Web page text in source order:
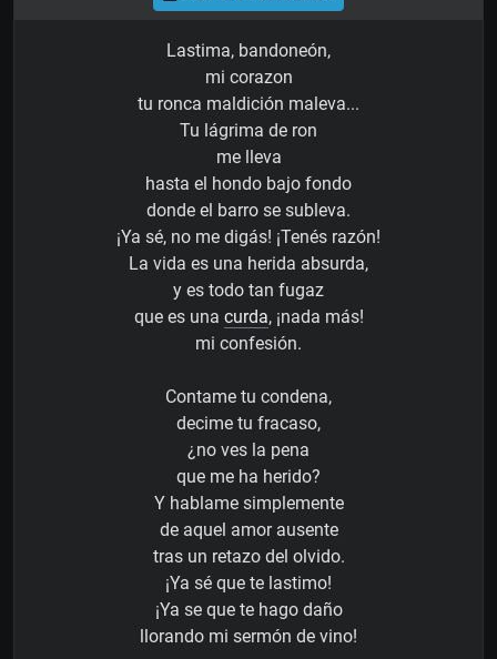
Lastima, bandoneón,
mi corazon
tu ronca maldición maleva...
Tu lágrima de ron
me lleva
hasta el hondo bajo fondo
donde el barro se subleva.
¡Ya sé, no me digás! ¡Tenés razón!
La vida es una herida absurda,
y es todo tan fugaz
que es una curda, ¡nada más!
mi confesión.
Contame tu condena,
decime tu fracaso,
¿no ves la pena
que me ha herido?
Y hablame simplemente
de aquel amor ausente
tras un retazo del olvido.
¡Ya sé que te lastimo!
¡Ya se que te hago daño
llorando mi sermón de vino!